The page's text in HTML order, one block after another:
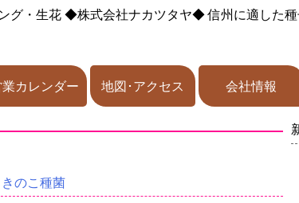
グ・生花◆株式会社ナカツタヤ◆信州に適した
カレンダー 地図･アクセス 会社情報
のこ種菌